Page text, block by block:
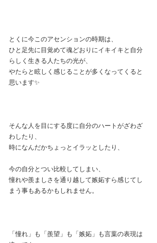
とくに今このアセンションの時期は、
ひと足先に目覚めて魂どおりにイキイキと自分
らしく生きる人たちの光が、
やたらと眩しく感じることが多くなってくると
思います✨
そんな人を目にする度に自分のハートがざわざ
わしたり、
時になんだかちょっとイラッとしたり、
今の自分とつい比較してしまい、
憧れや羨ましさを通り越して嫉妬すら感じてし
まう事もあるかもしれません。
「憧れ」も「羨望」も「嫉妬」も言葉の表現は